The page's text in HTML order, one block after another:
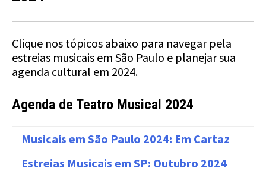
Clique nos tópicos abaixo para navegar pela
estreias musicais em São Paulo e planejar sua
agenda cultural em 2024.
Agenda de Teatro Musical 2024
Musicais em São Paulo 2024: Em Cartaz
Estreias Musicais em SP: Outubro 2024